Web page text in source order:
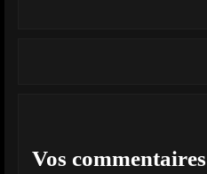
Vos commentaires